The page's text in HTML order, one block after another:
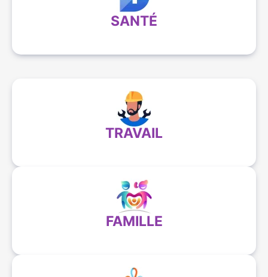
SANTÉ
TRAVAIL
FAMILLE